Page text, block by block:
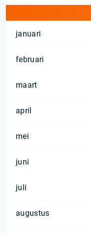
januari
februari
maart
april
mei
juni
juli
augustus